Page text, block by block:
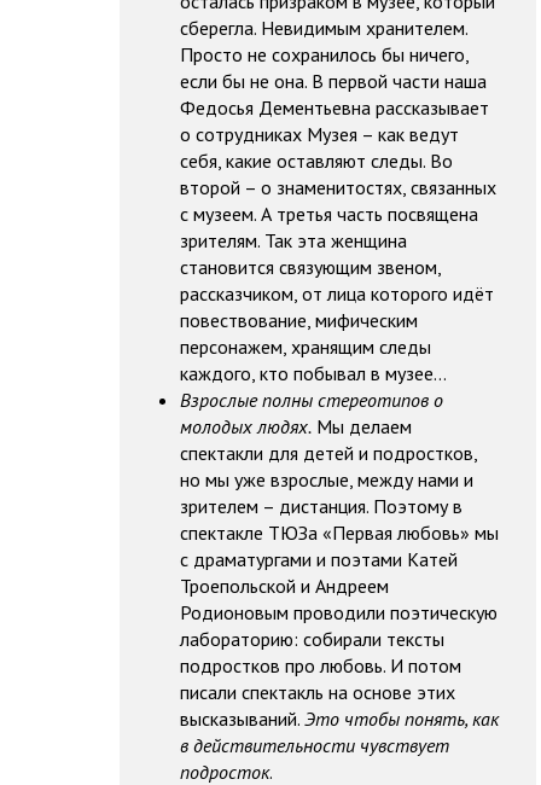
сберегла. Невидимым хранителем.
Просто не сохранилось бы ничего,
если бы не она. В первой части наша
Федосья Дементьевна рассказывает
о сотрудниках Музея – как ведут
себя, какие оставляют следы. Во
второй – о знаменитостях, связанных
с музеем. А третья часть посвящена
зрителям. Так эта женщина
становится связующим звеном,
рассказчиком, от лица которого идёт
повествование, мифическим
персонажем, хранящим следы
каждого, кто побывал в музее…
Взрослые полны стереотипов о
молодых людях.Мы делаем
спектакли для детей и подростков,
но мы уже взрослые, между нами и
зрителем – дистанция. Поэтому в
спектакле ТЮЗа «Первая любовь» мы
с драматургами и поэтами Катей
Троепольской и Андреем
Родионовым проводили поэтическую
лабораторию: собирали тексты
подростков про любовь. И потом
писали спектакль на основе этих
высказываний. Это чтобы понять, как
в действительности чувствует
подросток.